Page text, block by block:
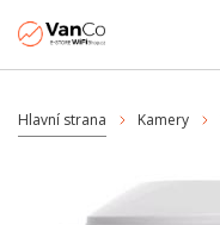
Hlavní strana Kamery